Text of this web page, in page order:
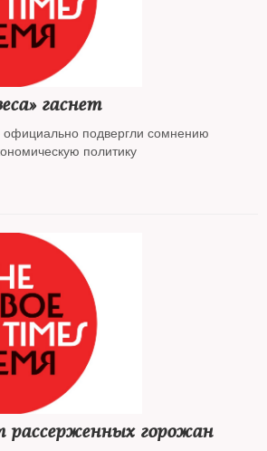
гаснет
подвергли сомнению
политику
рассерженных горожан